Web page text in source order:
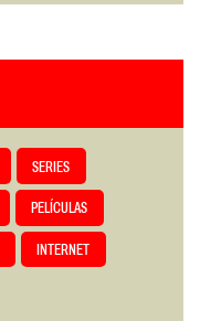
SERIES
PELÍCULAS
INTERNET